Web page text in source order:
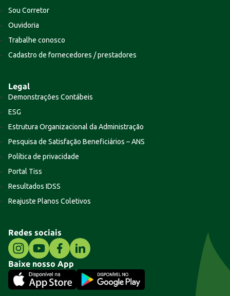
Sou Corretor
Ouvidoria
Trabalhe conosco
Cadastro de fornecedores / prestadores
Legal
Demonstrações Contábeis
ESG
Estrutura Organizacional da Administração
Pesquisa de Satisfação Beneficiários – ANS
Política de privacidade
Portal Tiss
Resultados IDSS
Reajuste Planos Coletivos
Redes sociais
Baixe nosso App